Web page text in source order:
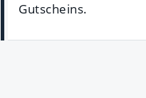
Gutscheins.